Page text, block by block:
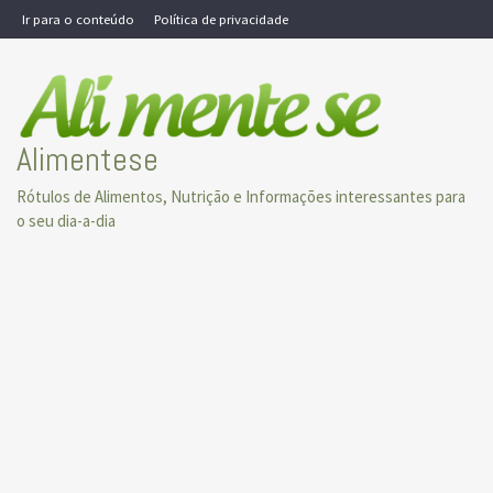
Skip
to
Ir para o conteúdo Política de privacidade
Alimentese
Rótulos de Alimentos, Nutrição e Informações interessantes para
o seu dia-a-dia